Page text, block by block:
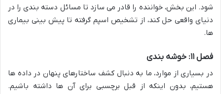
شود. این بخش، خواننده را قادر می سازد تا مسائل دسته بندی را در
دنیای واقعی حل کند، از تشخیص اسپم گرفته تا پیش بینی بیماری
ها.
فصل ۱۱: خوشه بندی
در بسیاری از موارد، ما به دنبال کشف ساختارهای پنهان در داده ها
هستیم، بدون اینکه از قبل برچسبی برای آن ها داشته باشیم.